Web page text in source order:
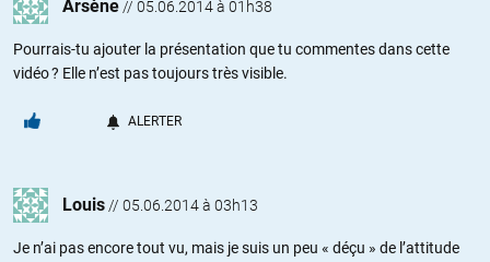
Arsène // 05.06.2014 à 01h38
Pourrais-tu ajouter la présentation que tu commentes dans cette
vidéo ? Elle n’est pas toujours très visible.
ALERTER
Louis // 05.06.2014 à 03h13
Je n’ai pas encore tout vu, mais je suis un peu « déçu » de l’attitude